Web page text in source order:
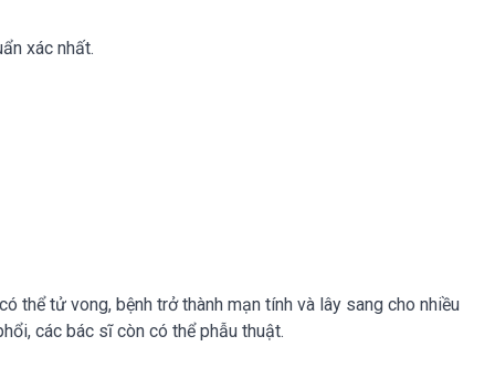
xác nhất.
thể tử vong, bệnh trở thành mạn tính và lây sang cho nhiều
các bác sĩ còn có thể phẫu thuật.